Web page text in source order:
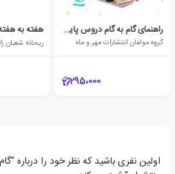
راهنمای گام به گام دروس پایه هفتم
گروه مولفان انتشارات مهر و ماه
295،000
ریحانه شعبان
اولین نفری باشید که نظر خود را درباره